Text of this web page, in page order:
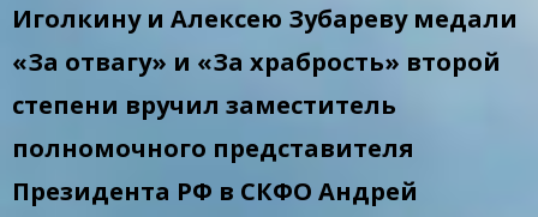
Иголкину и Алексею Зубареву медали
«За отвагу» и «За храбрость» второй
степени вручил заместитель
полномочного представителя
Президента РФ в СКФО Андрей